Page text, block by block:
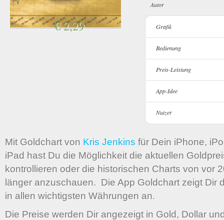
€ 2,29
Autor
Grafik
Bedienung
Preis-Leistung
App-Idee
Nutzer
Mit Goldchart von Kris Jenkins für Dein iPhone,
iPad hast Du die Möglichkeit die aktuellen
kontrollieren oder die historischen Charts von vor
länger anzuschauen. Die App Goldchart zeigt Dir
in allen wichtigsten Währungen an.
Die Preise werden Dir angezeigt in Gold, Dollar